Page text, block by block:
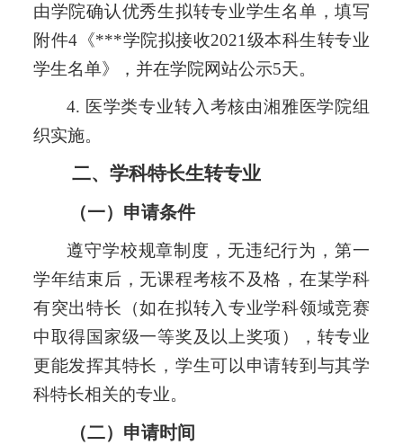
由学院确认优秀生拟转专业学生名单，填写
附件4《***学院拟接收2021 级本科生转专业
学生名单》，并在学院网站公示5天。
4. 医学类专业转入考核由湘雅医学院组
织实施。
二、学科特长生转专业
（一）申请条件
遵守学校规章制度，无违纪行为，第一
学年结束后，无课程考核不及格，在某学科
有突出特长 （如在拟转入专业学科领域竞赛
中取得国家级一等奖及以上奖项 ）
，转专业
更能发挥其特长，学生可以申请转到与其学
科特长相关的专业。
（二）申请时间